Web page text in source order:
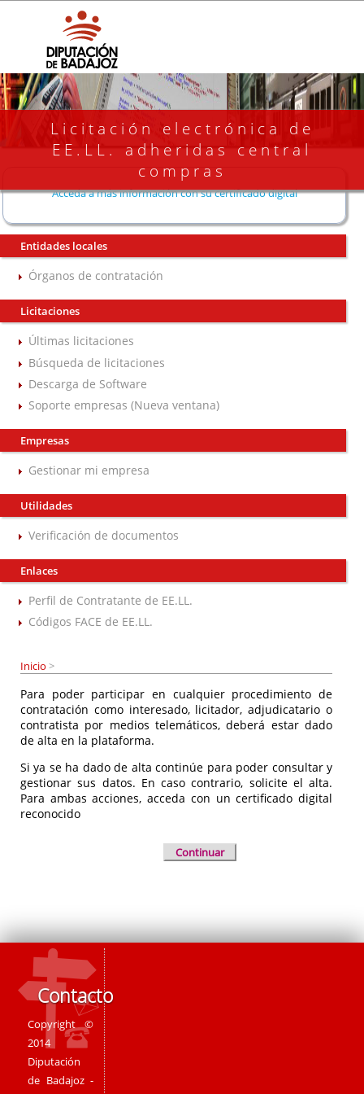
Licitación electrónica de
EE.LL. adheridas central
compras
Acceda a más información con su certificado digital
Entidades locales
Órganos de contratación
Licitaciones
Últimas licitaciones
Búsqueda de licitaciones
Descarga de Software
Soporte empresas (Nueva ventana)
Empresas
Gestionar mi empresa
Utilidades
Verificación de documentos
Enlaces
Perfil de Contratante de EE.LL.
Códigos FACE de EE.LL.
Inicio >
Para poder participar en cualquier procedimiento de
contratación como interesado, licitador, adjudicatario o
contratista por medios telemáticos, deberá estar dado
de alta en la plataforma.
Si ya se ha dado de alta continúe para poder consultar y
gestionar sus datos. En caso contrario, solicite el alta.
Para ambas acciones, acceda con un certificado digital
reconocido
Continuar
Contacto
Copyright ©
2014
Diputación
de Badajoz -